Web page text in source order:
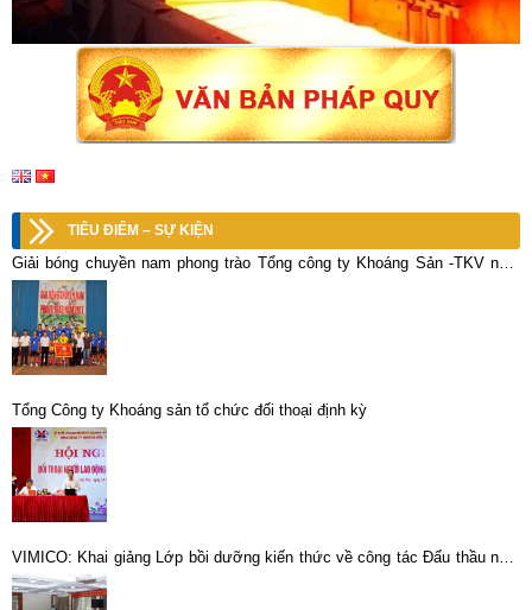
TIÊU ĐIỂM – SỰ KIỆN
Giải bóng chuyền nam phong trào Tổng công ty Khoáng Sản -TKV năm
2017, đội Công ty CP KLM Thái Nguyên – Vimico đã đoạt giải nhất.
Tổng Công ty Khoáng sản tổ chức đối thoại định kỳ
VIMICO: Khai giảng Lớp bồi dưỡng kiến thức về công tác Đấu thầu năm
2025